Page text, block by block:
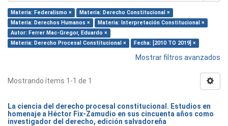
Materia: Federalismo ×
Materia: Derecho Constitucional ×
Materia: Derechos Humanos ×
Materia: Interpretación Constitucional ×
Autor: Ferrer Mac-Gregor, Eduardo ×
Materia: Derecho Procesal Constitucional ×
Fecha: [2010 TO 2019] ×
Mostrar filtros avanzados
Mostrando ítems 1-1 de 1
La ciencia del derecho procesal constitucional. Estudios en
homenaje a Héctor Fix-Zamudio en sus cincuenta años como
investigador del derecho, edición salvadoreña